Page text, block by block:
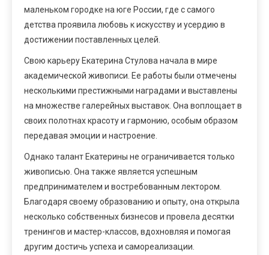
маленьком городке на юге России, где с самого
детства проявила любовь к искусству и усердию в
достижении поставленных целей.
Свою карьеру Екатерина Стулова начала в мире
академической живописи. Ее работы были отмечены
несколькими престижными наградами и выставлены
на множестве галерейных выставок. Она воплощает в
своих полотнах красоту и гармонию, особым образом
передавая эмоции и настроение.
Однако талант Екатерины не ограничивается только
живописью. Она также является успешным
предпринимателем и востребованным лектором.
Благодаря своему образованию и опыту, она открыла
несколько собственных бизнесов и провела десятки
тренингов и мастер-классов, вдохновляя и помогая
другим достичь успеха и самореализации.